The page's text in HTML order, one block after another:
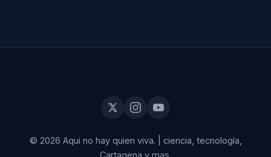
© 2026 Aqui no hay quien viva.
ciencia, tecnología,
Cartagena y mas.